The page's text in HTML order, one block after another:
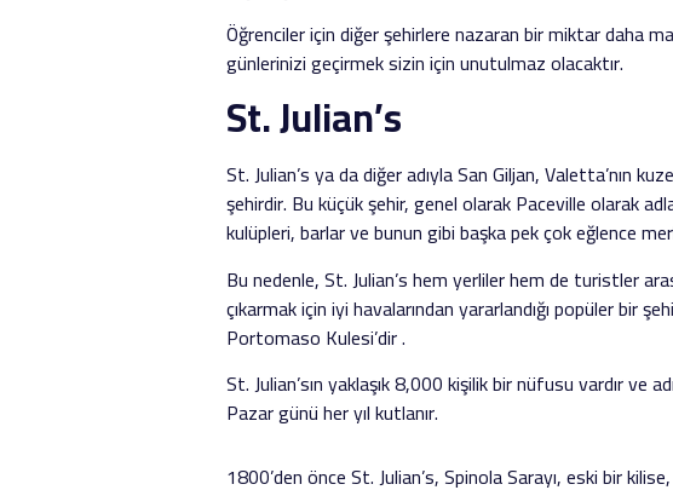
Öğrenciler için diğer şehirlere nazaran bir miktar daha
günlerinizi geçirmek sizin için unutulmaz olacaktır.
St. Julian’s
St. Julian’s ya da diğer adıyla San Giljan, Valetta’nın
şehirdir. Bu küçük şehir, genel olarak Paceville olarak
kulüpleri, barlar ve bunun gibi başka pek çok eğlence
Bu nedenle, St. Julian’s hem yerliler hem de turistler
çıkarmak için iyi havalarından yararlandığı popüler bir
Portomaso Kulesi’dir .
St. Julian’sın yaklaşık 8,000 kişilik bir nüfusu vardır ve
Pazar günü her yıl kutlanır.
1800’den önce St. Julian’s, Spinola Sarayı, eski bir